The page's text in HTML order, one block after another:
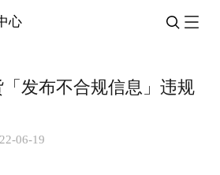
心
「发布不合规信息」违规
06-19